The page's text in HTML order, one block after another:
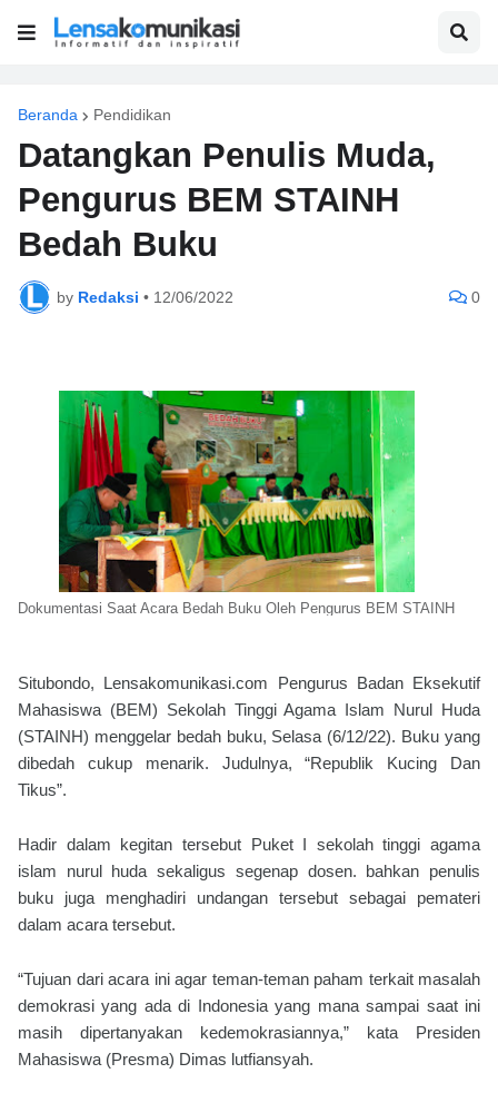
Beranda Pendidikan
Datangkan Penulis Muda,
Pengurus BEM STAINH
Bedah Buku
by Redaksi • 12/06/2022 0
Dokumentasi Saat Acara Bedah Buku Oleh Pengurus BEM STAINH
Situbondo, Lensakomunikasi.com Pengurus Badan Eksekutif
Mahasiswa (BEM) Sekolah Tinggi Agama Islam Nurul Huda
(STAINH) menggelar bedah buku, Selasa (6/12/22). Buku yang
dibedah cukup menarik. Judulnya, “Republik Kucing Dan
Tikus”.
Hadir dalam kegitan tersebut Puket I sekolah tinggi agama
islam nurul huda sekaligus segenap dosen. bahkan penulis
buku juga menghadiri undangan tersebut sebagai pemateri
dalam acara tersebut.
“Tujuan dari acara ini agar teman-teman paham terkait masalah
demokrasi yang ada di Indonesia yang mana sampai saat ini
masih dipertanyakan kedemokrasiannya,” kata Presiden
Mahasiswa (Presma) Dimas lutfiansyah.